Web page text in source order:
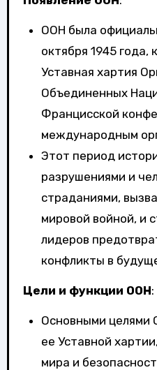
ООН была
октября 1945 года,
Уставная хартия
Объединенных
Францисской
международным
Этот период
разрушениями и
страданиями,
мировой войной, и
лидеров
конфликты в
Цели и функции ООН:
Основными целями
ее Уставной
мира и